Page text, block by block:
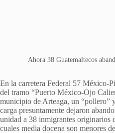
Ahora 38 Guatemaltecos
En la carretera Federal 57 México-
del tramo “Puerto México-Ojo
municipio de Arteaga, un “pollero”
carga presuntamente dejaron
unidad a 38 inmigrantes originarios
cuales media docena son menores